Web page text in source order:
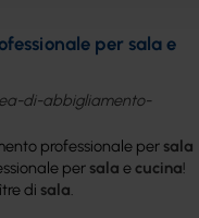
per sala e
di-abbigliamento-
professionale per sala
per sala ecucina!
di sala.